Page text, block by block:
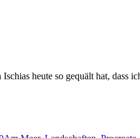
heute so gequält hat, dass